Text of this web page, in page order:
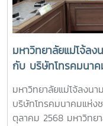
ปฏิบัติงาน การบริหาร
การสอน ให้สอดรับกับ
ครั้งนี้มีคณาจารย์ของมห
และแนวทางการประยุก
สอน การสร้างสื่อการเ
ทำงานด้านวิชาการและ
Copilotทั้งนี้ ได้รับเกี
ลานนาคอม จำกัด เป็น
มหาวิทยาลัยแม่โจ้ล
กับ บริษัทโทรคมนา
พัฒนาระบบเครือข่า
มหาวิทยาลัยแม่โจ้ลงน
บริษัทโทรคมนาคมแห่
ตุลาคม 2568 มหาวิทย